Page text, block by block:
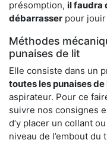
présomption, il faudra
débarrasser pour jouir
Méthodes
punaises de lit
Elle consiste dans un
toutes les punaises de
aspirateur. Pour ce
suivre nos consignes
d’y placer un collant
niveau de l’embout